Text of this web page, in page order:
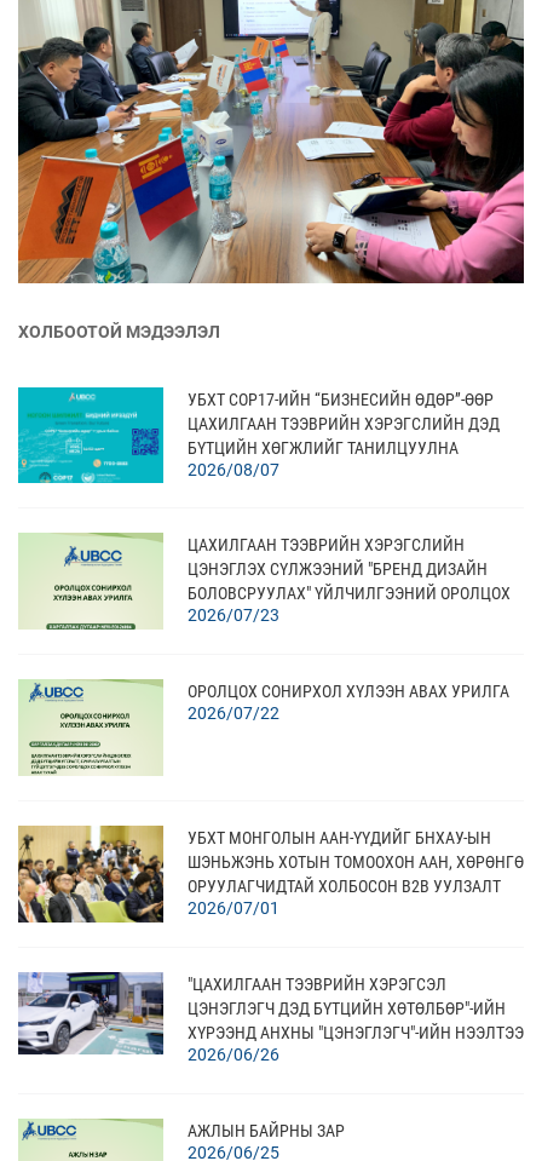
ХОЛБООТОЙ МЭДЭЭЛЭЛ
УБХТ COP17-ИЙН “БИЗНЕСИЙН ӨДӨР”-ӨӨР
ЦАХИЛГААН ТЭЭВРИЙН ХЭРЭГСЛИЙН ДЭД
БҮТЦИЙН ХӨГЖЛИЙГ ТАНИЛЦУУЛНА
2026/08/07
ЦАХИЛГААН ТЭЭВРИЙН ХЭРЭГСЛИЙН
ЦЭНЭГЛЭХ СҮЛЖЭЭНИЙ "БРЕНД ДИЗАЙН
БОЛОВСРУУЛАХ" ҮЙЛЧИЛГЭЭНИЙ ОРОЛЦОХ
СОНИРХОЛ ХҮЛЭЭН АВАХ
2026/07/23
ОРОЛЦОХ СОНИРХОЛ ХҮЛЭЭН АВАХ УРИЛГА
2026/07/22
УБХТ МОНГОЛЫН ААН-ҮҮДИЙГ БНХАУ-ЫН
ШЭНЬЖЭНЬ ХОТЫН ТОМООХОН ААН, ХӨРӨНГӨ
ОРУУЛАГЧИДТАЙ ХОЛБОСОН В2В УУЛЗАЛТ
АМЖИЛТТАЙ ЗОХИОН БАЙГУУЛЛАА
2026/07/01
"ЦАХИЛГААН ТЭЭВРИЙН ХЭРЭГСЭЛ
ЦЭНЭГЛЭГЧ ДЭД БҮТЦИЙН ХӨТӨЛБӨР"-ИЙН
ХҮРЭЭНД АНХНЫ "ЦЭНЭГЛЭГЧ"-ИЙН НЭЭЛТЭЭ
ХИЙЛЭЭ
2026/06/26
АЖЛЫН БАЙРНЫ ЗАР
2026/06/25